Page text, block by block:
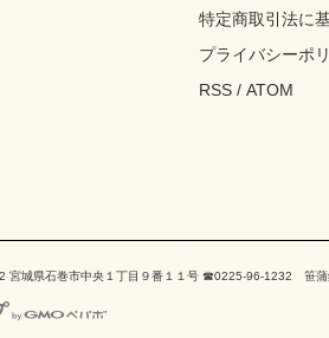
特定商取引法に
プライバシーポ
RSS / ATOM
城県石巻市中央１丁目９番１１号 ☎0225-96-1232 笹